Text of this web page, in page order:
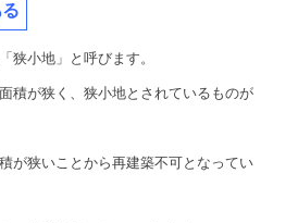
狭小地」と呼びます。
積が狭く、狭小地とされているものが
が狭いことから再建築不可となってい